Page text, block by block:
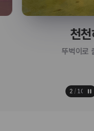
천
뚜벅이로
2 / 10